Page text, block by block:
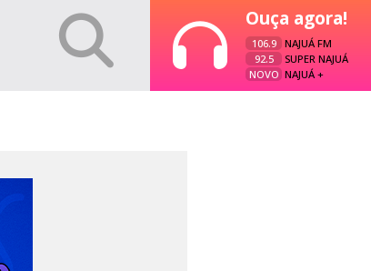
Ouça agora!
106.9
NAJUÁ FM
92.5
SUPER NAJUÁ
NOVO NAJUÁ +